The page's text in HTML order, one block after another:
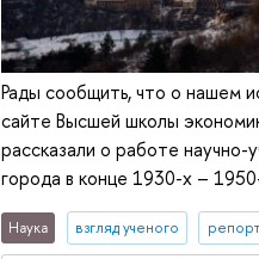
Рады сообщить, что о нашем
сайте Высшей школы
рассказали о работе
города в конце 1930-х –
Наука взгляд ученого